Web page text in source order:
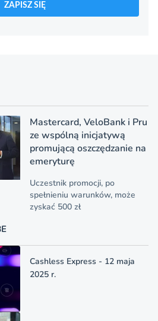
ZAPISZ SIĘ
Mastercard, VeloBank i Pru
ze wspólną inicjatywą
promującą oszczędzanie na
emeryturę
Uczestnik promocji, po
spełnieniu warunków, może
zyskać 500 zł
Cashless Express - 12 maja
2025 r.